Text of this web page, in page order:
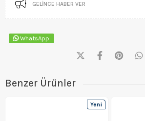
GELINCE HABER VER
WhatsApp
Benzer Ürünler
Yeni